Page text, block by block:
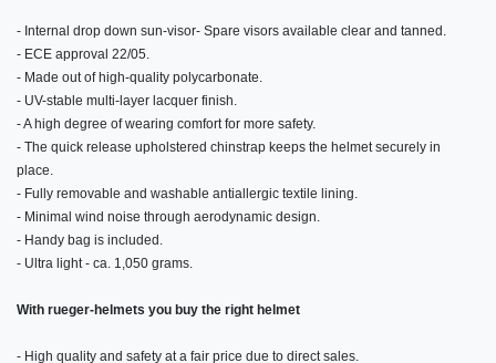
- Internal drop down sun-visor- Spare visors available clear and tanned.
- ECE approval 22/05.
- Made out of high-quality polycarbonate.
- UV-stable multi-layer lacquer finish.
- A high degree of wearing comfort for more safety.
- The quick release upholstered chinstrap keeps the helmet securely in
place.
- Fully removable and washable antiallergic textile lining.
- Minimal wind noise through aerodynamic design.
- Handy bag is included.
- Ultra light - ca. 1,050 grams.
With rueger-helmets you buy the right helmet
- High quality and safety at a fair price due to direct sales.